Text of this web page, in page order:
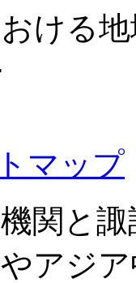
ける
マップ
関と
アジ